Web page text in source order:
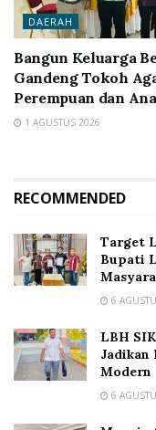
DAERAH
Bangun Keluarga
Gandeng Tokoh
Perempuan dan
1 AGUSTUS 2026
RECOMMENDED
Target
Bupati
6
LBH
Jadikan
Modern
6